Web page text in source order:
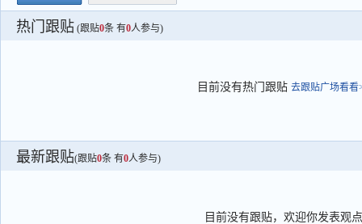
热门跟贴 (跟贴0条 有0人参与)
目前没有热门跟贴 去跟贴广场看看
最新跟贴(跟贴0条 有0人参与)
目前没有跟贴，欢迎你发表观点